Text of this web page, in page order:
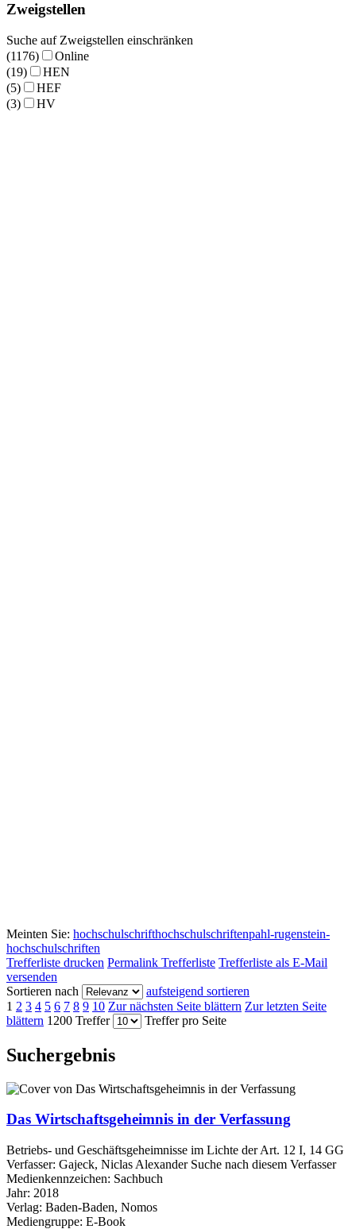
Zweigstellen
Suche auf Zweigstellen einschränken
(1176)
Online
(19)
HEN
(5)
HEF
(3)
HV
Meinten Sie: hochschulschrifthochschulschriftenpahl-rugenstein-
hochschulschriften
Trefferliste drucken Permalink Trefferliste Trefferliste als E-Mail
versenden
Sortieren nach
aufsteigend sortieren
1 2 3 4 5 6 7 8 9 10 Zur nächsten Seite blättern Zur letzten Seite
blättern 1200 Treffer Treffer pro Seite
Suchergebnis
Das Wirtschaftsgeheimnis in der Verfassung
Betriebs- und Geschäftsgeheimnisse im Lichte der Art. 12 I, 14 GG
Verfasser: Gajeck, Niclas Alexander Suche nach diesem Verfasser
Medienkennzeichen: Sachbuch
Jahr: 2018
Verlag: Baden-Baden, Nomos
Mediengruppe: E-Book